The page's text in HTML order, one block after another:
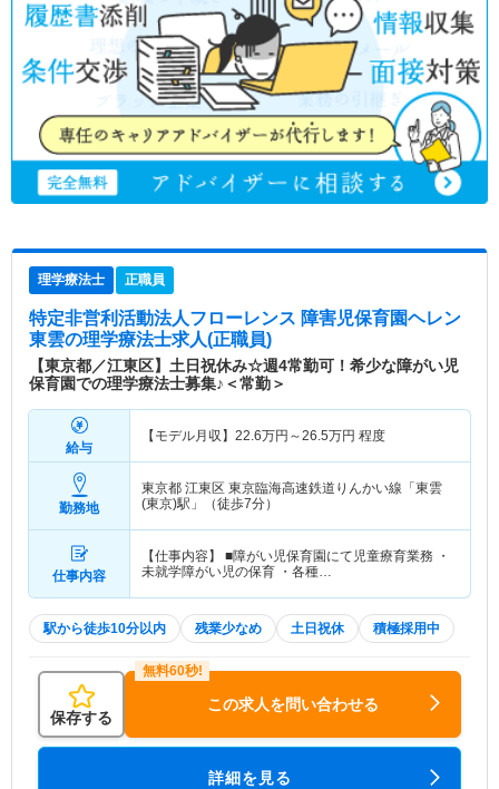
理学療法士 正職員
特定非営利活動法人フローレンス 障害児保育園ヘレン
東雲の理学療法士求人(正職員)
【東京都／江東区】土日祝休み☆週4常勤可！希少な障がい児
保育園での理学療法士募集♪＜常勤＞
給与
【モデル月収】 22.6万円～26.5万円 程度
勤務地
東京都 江東区 東京臨海高速鉄道りんかい線「東雲
(東京)駅」（徒歩7分）
仕事内容
【仕事内容】 ■障がい児保育園にて児童療育業務 ・
未就学障がい児の保育 ・各種…
駅から徒歩10分以内 残業少なめ 土日祝休 積極採用中
保存する
この求人を問い合わせる
詳細を見る